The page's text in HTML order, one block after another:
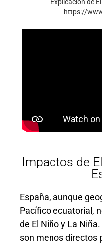
Explicación de
https://
Impactos de
España, aunque
Pacífico ecuatorial,
de El Niño y La
son menos directos